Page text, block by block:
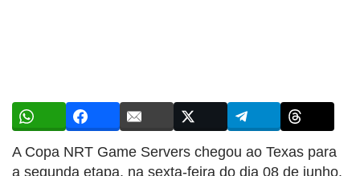
A Copa NRT Game Servers chegou ao Texas para
a segunda etapa, na sexta-feira do dia 08 de junho.